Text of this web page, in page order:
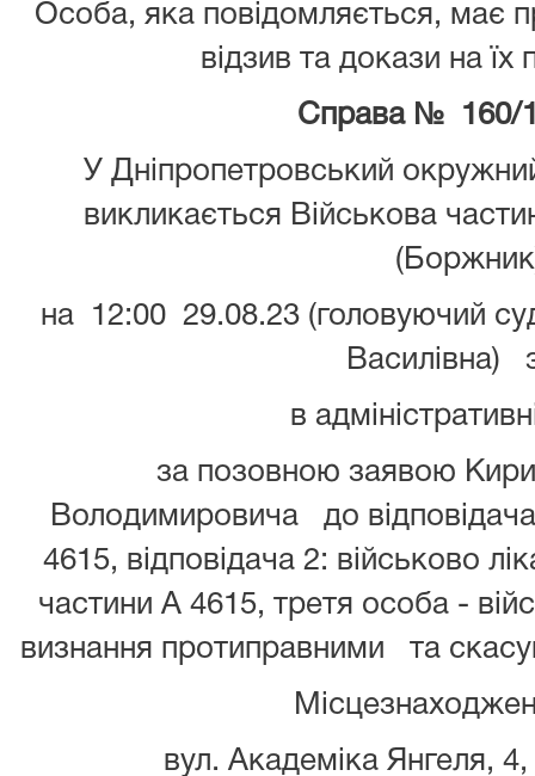
Особа, яка повідомляється, має
відзив та докази на їх
Справа № 160/
У Дніпропетровський
викликається Військова
на 12:00 29.08.23 (головуючий
Василівна)
в
за позовною заявою
Володимировича до
4615, відповідача 2: військово
частини А 4615, третя особа -
визнання протиправними та
вул. Академіка Янгеля,